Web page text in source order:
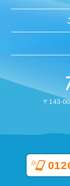
〒143-